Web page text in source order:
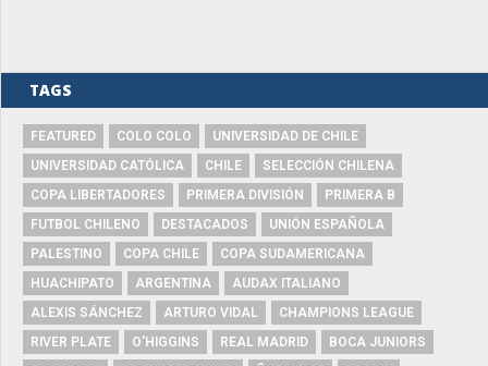
TAGS
FEATURED COLO COLO
UNIVERSIDAD DE CHILE
UNIVERSIDAD CATÓLICA
CHILE
SELECCIÓN CHILENA
COPA LIBERTADORES
PRIMERA DIVISIÓN
PRIMERA B
FUTBOL CHILENO
DESTACADOS
UNIÓN ESPAÑOLA
PALESTINO
COPA CHILE
COPA SUDAMERICANA
HUACHIPATO
ARGENTINA
AUDAX ITALIANO
ALEXIS SÁNCHEZ
ARTURO VIDAL
CHAMPIONS LEAGUE
RIVER PLATE
O'HIGGINS REAL MADRID
BOCA JUNIORS